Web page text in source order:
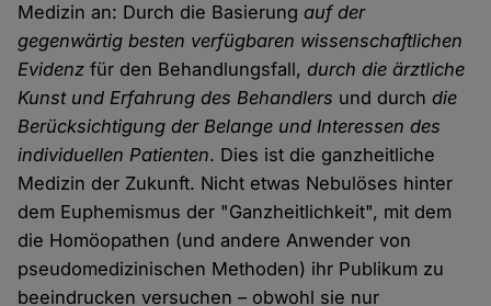
Medizin an: Durch die Basierungauf der
gegenwärtig besten verfügbaren wissenschaftlichen
Evidenz für den Behandlungsfall,durch die ärztliche
Kunst und Erfahrung des Behandlers und durchdie
Berücksichtigung der Belange und Interessen des
individuellen Patienten. Dies ist die ganzheitliche
Medizin der Zukunft. Nicht etwas Nebulöses hinter
dem Euphemismus der "Ganzheitlichkeit", mit dem
die Homöopathen (und andere Anwender von
pseudomedizinischen Methoden) ihr Publikum zu
beeindrucken versuchen – obwohl sie nur